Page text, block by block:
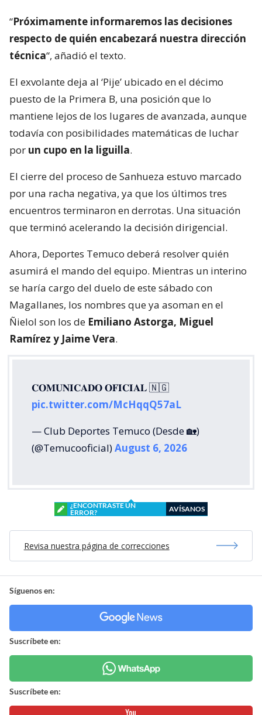
“Próximamente informaremos las decisiones
respecto de quién encabezará nuestra dirección
técnica“, añadió el texto.
El exvolante deja al ‘Pije’ ubicado en el décimo
puesto de la Primera B, una posición que lo
mantiene lejos de los lugares de avanzada, aunque
todavía con posibilidades matemáticas de luchar
por un cupo en la liguilla.
El cierre del proceso de Sanhueza estuvo marcado
por una racha negativa, ya que los últimos tres
encuentros terminaron en derrotas. Una situación
que terminó acelerando la decisión dirigencial.
Ahora, Deportes Temuco deberá resolver quién
asumirá el mando del equipo. Mientras un interino
se haría cargo del duelo de este sábado con
Magallanes, los nombres que ya asoman en el
Ñielol son los de Emiliano Astorga, Miguel
Ramírez y Jaime Vera.
𝐂𝐎𝐌𝐔𝐍𝐈𝐂𝐀𝐃𝐎 𝐎𝐅𝐈𝐂𝐈𝐀𝐋 🇳🇬
pic.twitter.com/McHqqQ57aL
— Club Deportes Temuco (Desde 🏡)
(@Temucooficial)August 6, 2026
¿ENCONTRASTE UN
ERROR?
AVÍSANOS
Revisa nuestra página de correcciones
Síguenos en:
Suscríbete en:
Suscríbete en: